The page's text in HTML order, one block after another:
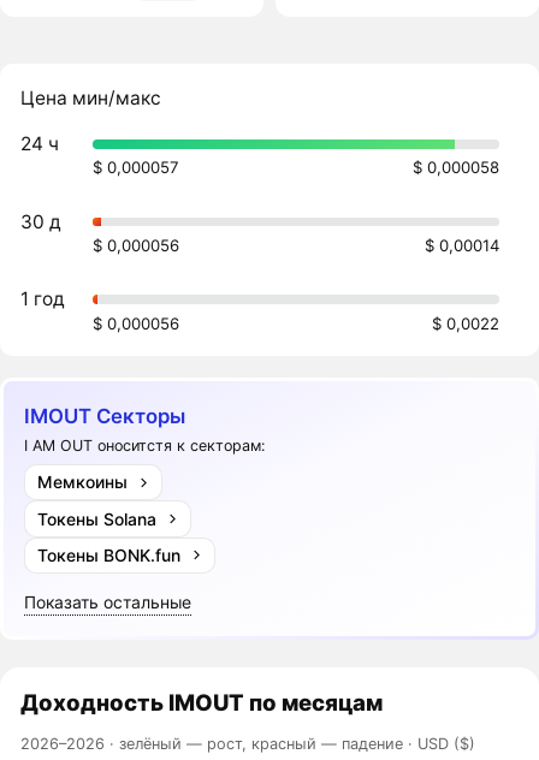
Цена мин/макс
24 ч
$ 0,000057 $ 0,000058
30 д
$ 0,000056 $ 0,00014
1 год
$ 0,000056 $ 0,0022
IMOUT Секторы
I AM OUT оноситстя к секторам:
Мемкоины
Токены Solana
Токены BONK.fun
Показать остальные
Доходность IMOUT по месяцам
2026–2026 ·зелёный — рост, красный — падение · USD ($)